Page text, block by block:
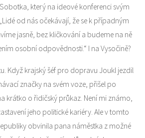
který na ideové konferenci svým
od nás očekávají, že se k případným
jasně, bez kličkování a budeme na ně
osobní odpovědnosti.“ I na Vysočině?
Když krajský šéf pro dopravu Joukl jezdil
značky na svém voze, přišel po
krátko o řidičský průkaz. Není mi známo,
jeho politické kariéry. Ale v tomto
obvinila pana náměstka z možné